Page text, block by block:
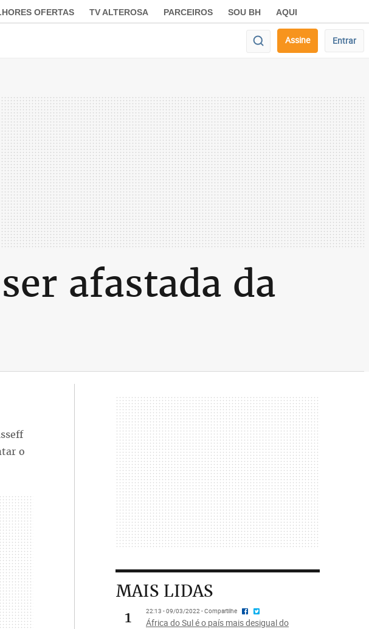
OFERTAS TV ALTEROSA PARCEIROS SOU BH AQUI
Assine Entrar
afastada da
o
MAIS LIDAS
1
22:13 - 09/03/2022 - Compartilhe
África do Sul é o país mais desigual do